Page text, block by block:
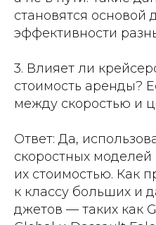
становятся основой
эффективности
3. Влияет ли
стоимость аренды?
между скоростью и
Ответ: Да,
скоростных
их стоимостью. Как
к классу больших и
джетов — таких как